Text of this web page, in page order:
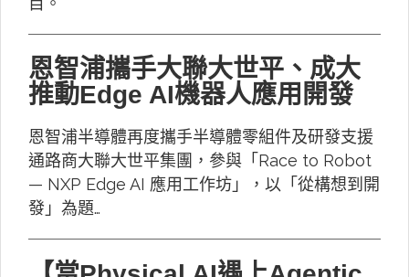
恩智浦攜手大聯大世平、成大
推動Edge AI機器人應用開發
恩智浦半導體再度攜手半導體零組件及研發支援
通路商大聯大世平集團，參與「Race to Robot
— NXP Edge AI 應用工作坊」，以「從構想到開
發」為題…